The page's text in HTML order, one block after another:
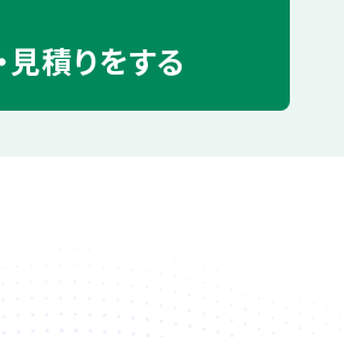
見積りをする